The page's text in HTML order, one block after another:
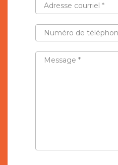
COURRIEL
*
NUMÉRO
TÉLÉPHONE
*MESSAGE